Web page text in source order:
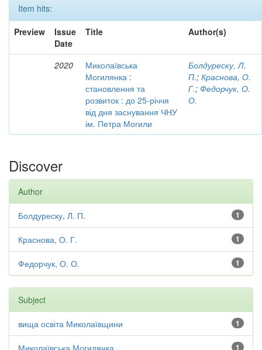
Item hits:
Preview
Issue
Date
Title Author(s)
2020
Миколаївська
Могилянка :
становлення та
розвиток : до 25-річчя
від дня заснування ЧНУ
ім. Петра Могили
Болдуреску, Л.
П.; Краснова, О.
Г.; Федорчук, О.
О.
Discover
Author
1
Болдуреску, Л. П.
1
Краснова, О. Г.
1
Федорчук, О. О.
Subject
1
вища освіта Миколаївщини
1
Миколаївська Могилянка